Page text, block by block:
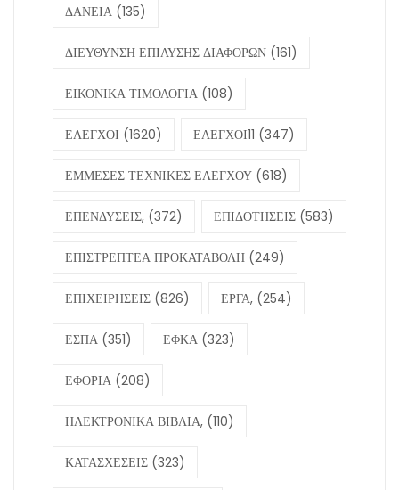
ΔΑΝΕΙΑ (135)
ΔΙΕΥΘΥΝΣΗ ΕΠΙΛΥΣΗΣ ΔΙΑΦΟΡΩΝ (161)
ΕΙΚΟΝΙΚΑ ΤΙΜΟΛΟΓΙΑ (108)
ΕΛΕΓΧΟΙ (1620) ΕΛΕΓΧΟΙ11 (347)
ΕΜΜΕΣΕΣ ΤΕΧΝΙΚΕΣ ΕΛΕΓΧΟΥ (618)
ΕΠΕΝΔΥΣΕΙΣ, (372) ΕΠΙΔΟΤΗΣΕΙΣ (583)
ΕΠΙΣΤΡΕΠΤΕΑ ΠΡΟΚΑΤΑΒΟΛΗ (249)
ΕΠΙΧΕΙΡΗΣΕΙΣ (826) ΕΡΓΑ, (254)
ΕΣΠΑ (351) ΕΦΚΑ (323)
ΕΦΟΡΙΑ (208)
ΗΛΕΚΤΡΟΝΙΚΑ ΒΙΒΛΙΑ, (110)
ΚΑΤΑΣΧΕΣΕΙΣ (323)